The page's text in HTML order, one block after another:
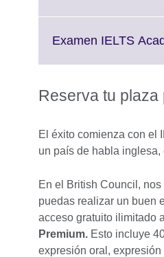
Examen IELTS
Reserva tu plaza
El éxito comienza con el
un país de habla
En el British Council,
puedas realizar un buen
acceso gratuito ilimitado
Premium. Esto incluye
expresión oral,